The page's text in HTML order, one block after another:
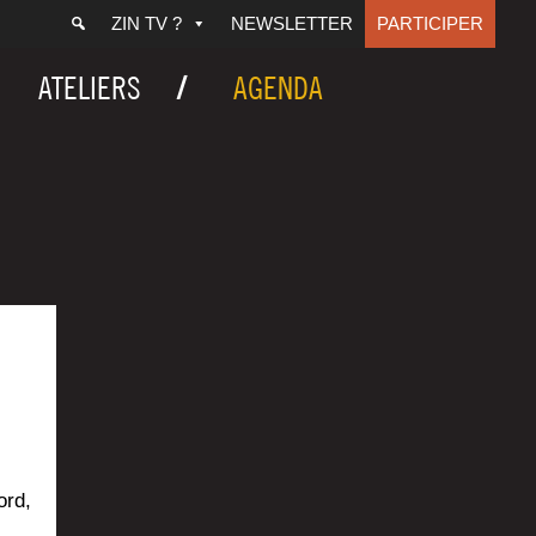
ZIN TV ? NEWSLETTER PARTICIPER
ATELIERS AGENDA